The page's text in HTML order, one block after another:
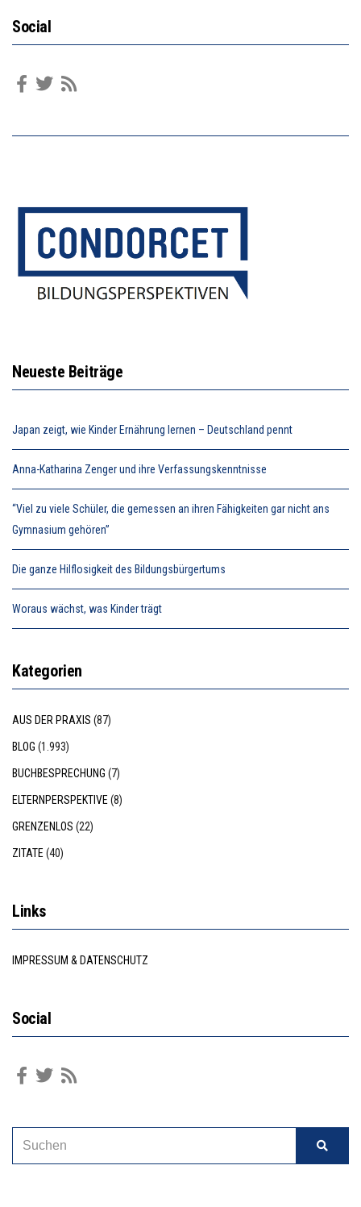
Social
Neueste Beiträge
Japan zeigt, wie Kinder Ernährung lernen – Deutschland pennt
Anna-Katharina Zenger und ihre Verfassungskenntnisse
“Viel zu viele Schüler, die gemessen an ihren Fähigkeiten gar nicht ans
Gymnasium gehören”
Die ganze Hilflosigkeit des Bildungsbürgertums
Woraus wächst, was Kinder trägt
Kategorien
AUS DER PRAXIS (87)
BLOG (1.993)
BUCHBESPRECHUNG (7)
ELTERNPERSPEKTIVE(8)
GRENZENLOS (22)
ZITATE(40)
Links
IMPRESSUM & DATENSCHUTZ
Social